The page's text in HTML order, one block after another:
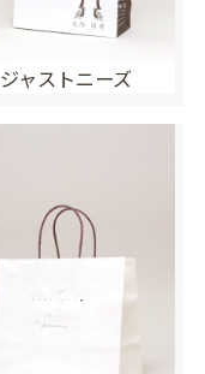
ジャストニーズ